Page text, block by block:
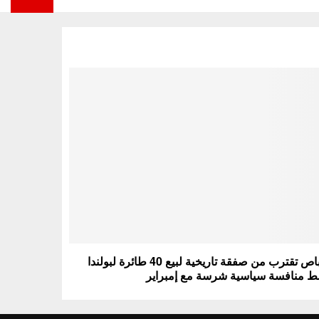
إيرباص تقترب من صفقة تاريخية لبيع 40 طائرة لبولندا
منافسة سياسية شرسة مع إمبراير